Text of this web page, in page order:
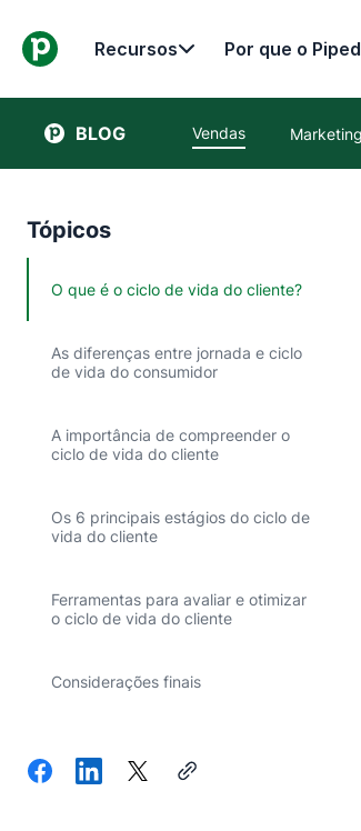
Recursos Por que o
BLOG Vendas Marketing
Tópicos
O que é o ciclo de vida do cliente?
As diferenças entre jornada e ciclo
de vida do consumidor
A importância de compreender o
ciclo de vida do cliente
Os 6 principais estágios do ciclo de
vida do cliente
Ferramentas para avaliar e otimizar
o ciclo de vida do cliente
Considerações finais